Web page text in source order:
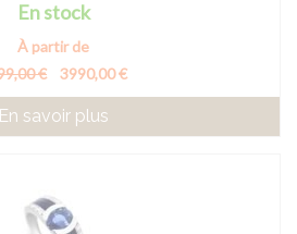
En stock
À partir de
€
3990,00 €
En savoir plus